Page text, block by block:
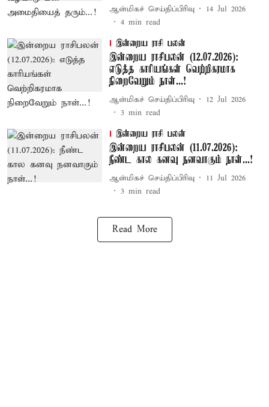
ஆன்மிகச் செய்திப்பிரிவு
14 Jul 2026
4 min read
இன்றைய ராசி பலன்
இன்றைய ராசிபலன் (12.07.2026):
எடுத்த காரியங்கள் வெற்றிகரமாக
நிறைவேறும் நாள்...!
ஆன்மிகச் செய்திப்பிரிவு
12 Jul 2026
3 min read
இன்றைய ராசி பலன்
இன்றைய ராசிபலன் (11.07.2026):
நீண்ட கால கனவு நனவாகும் நாள்...!
ஆன்மிகச் செய்திப்பிரிவு
11 Jul 2026
3 min read
Read More